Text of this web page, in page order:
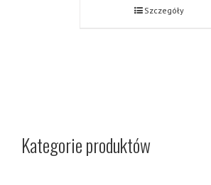
Szczegóły
Kategorie produktów